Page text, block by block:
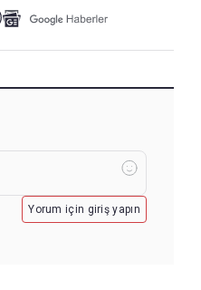
Yorum için giriş yapın